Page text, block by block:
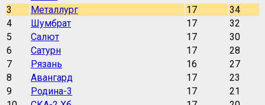
3
Металлург 17
34
4
Шумбрат 17
32
5
Салют 17
30
6
Сатурн 17
28
7
Рязань 16
27
8
Авангард 17
23
9
Родина-3 17
21